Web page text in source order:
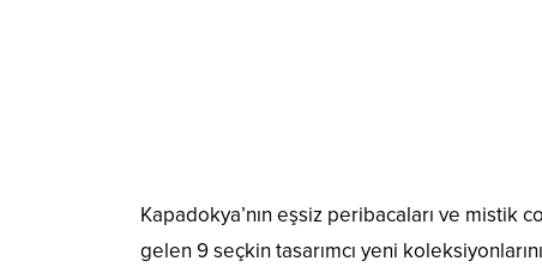
Kapadokya’nın eşsiz peribacaları ve mistik
gelen 9 seçkin tasarımcı yeni